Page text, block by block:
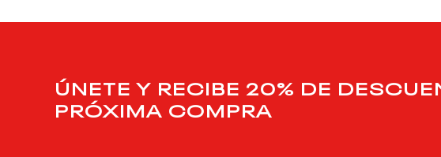
ÚNETE Y RECIBE 20% DE
PRÓXIMA COMPRA